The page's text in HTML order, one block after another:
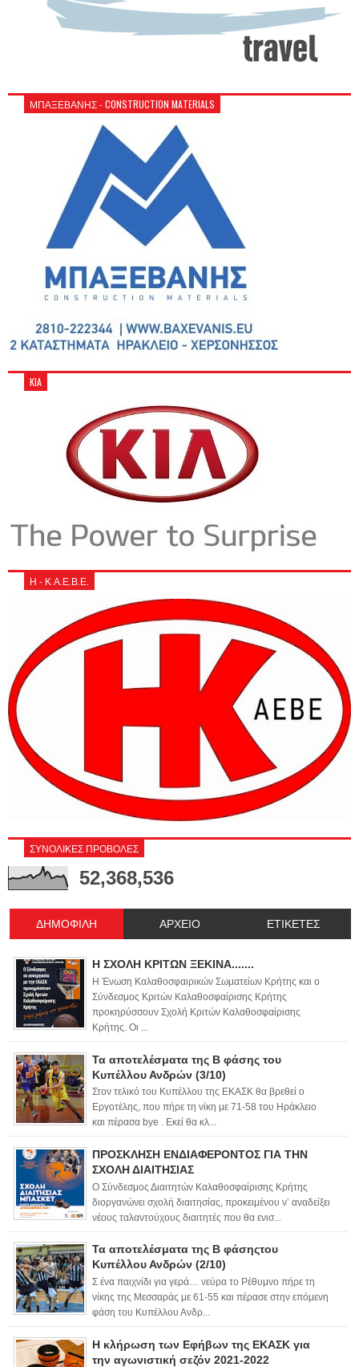
ΜΠΑΞΕΒΑΝΗΣ - CONSTRUCTION MATERIALS
KIA
Η - Κ Α.Ε.Β.Ε.
ΣΥΝΟΛΙΚΕΣ ΠΡΟΒΟΛΕΣ
52,368,536
ΔΗΜΟΦΙΛΗ ΑΡΧΕΙΟ ΕΤΙΚΕΤΕΣ
Η ΣΧΟΛΗ ΚΡΙΤΩΝ ΞΕΚΙΝΑ.......
Η Ένωση Καλαθοσφαιρικών Σωματείων Κρήτης και ο
Σύνδεσμος Κριτών Καλαθοσφαίρισης Κρήτης
προκηρύσσουν Σχολή Κριτών Καλαθοσφαίρισης
Κρήτης. Οι ...
Τα αποτελέσματα της Β φάσης του
Κυπέλλου Ανδρών (3/10)
Στον τελικό του Κυπέλλου της ΕΚΑΣΚ θα βρεθεί ο
Εργοτέλης, που πήρε τη νίκη με 71-58 του Ηράκλειο
και πέρασα bye . Εκεί θα κλ...
ΠΡΟΣΚΛΗΣΗ ΕΝΔΙΑΦΕΡΟΝΤΟΣ ΓΙΑ ΤΗΝ
ΣΧΟΛΗ ΔΙΑΙΤΗΣΙΑΣ
Ο Σύνδεσμος Διαιτητών Καλαθοσφαίρισης Κρήτης
διοργανώνει σχολή διαιτησίας, προκειμένου ν’ αναδείξει
νέους ταλαντούχους διαιτητές που θα ενισ...
Τα αποτελέσματα της Β φάσηςτου
Κυπέλλου Ανδρών (2/10)
Σ ένα παιχνίδι για γερά… νεύρα το Ρέθυμνο πήρε τη
νίκης της Μεσσαράς με 61-55 και πέρασε στην επόμενη
φάση του Κυπέλλου Ανδρ...
Η κλήρωση των Εφήβων της ΕΚΑΣΚ για
την αγωνιστική σεζόν 2021-2022